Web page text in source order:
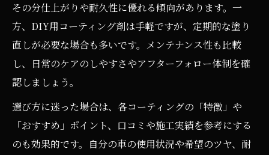
その分仕上がりや耐久性に優れる傾向があります。一
方、DIY用コーティング剤は手軽ですが、定期的な塗り
直しが必要な場合も多いです。メンテナンス性も比較
し、日常のケアのしやすさやアフターフォロー体制を確
認しましょう。
選び方に迷った場合は、各コーティングの「特徴」や
「おすすめ」ポイント、口コミや施工実績を参考にする
のも効果的です。自分の車の使用状況や希望のツヤ、耐